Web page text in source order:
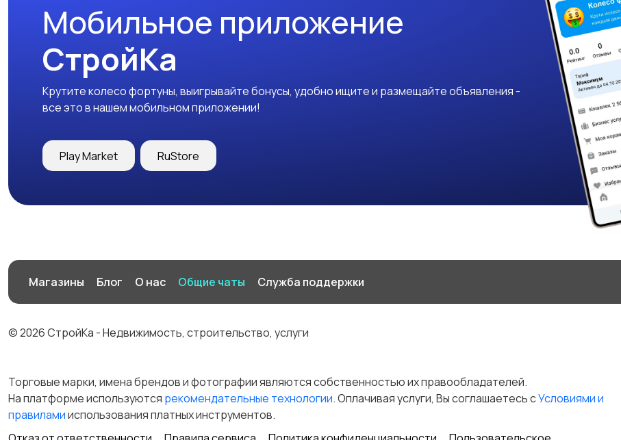
Мобильное приложение
СтройКа
Крутите колесо фортуны, выигрывайте бонусы, удобно ищите и размещайте объявления -
все это в нашем мобильном приложении!
Play Market RuStore
Магазины Блог О нас Общие чаты Служба поддержки
© 2026 СтройКа - Недвижимость, строительство, услуги
Торговые марки, имена брендов и фотографии являются собственностью их правообладателей.
На платформе используются рекомендательные технологии. Оплачивая услуги, Вы соглашаетесь cУсловиями и
правиламииспользования платных инструментов.